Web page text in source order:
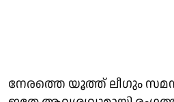
നേരത്തെ യൂത്ത് ലീഗും